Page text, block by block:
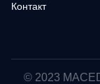
Контакт
© 2023